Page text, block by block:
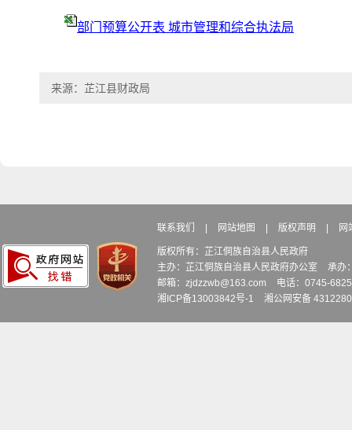
部门预算公开表 城市管理和综合执法局
来源：芷江县财政局
联系我们 网站地图 版权声明 网
版权所有：芷江侗族自治县人民政府
主办：芷江侗族自治县人民政府办公室
承办
邮箱：zjdzzwb@163.com
电话：0745-
湘ICP备13003842号-1
湘公网安备